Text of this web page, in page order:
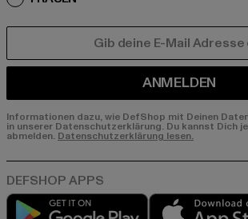
ANMELDEN
Informationen dazu, wie DefShop mit Deinen
in unserer Datenschutzerklärung. Du kannst Dich
abmelden. Datenschutzerklärung lesen.
Play market